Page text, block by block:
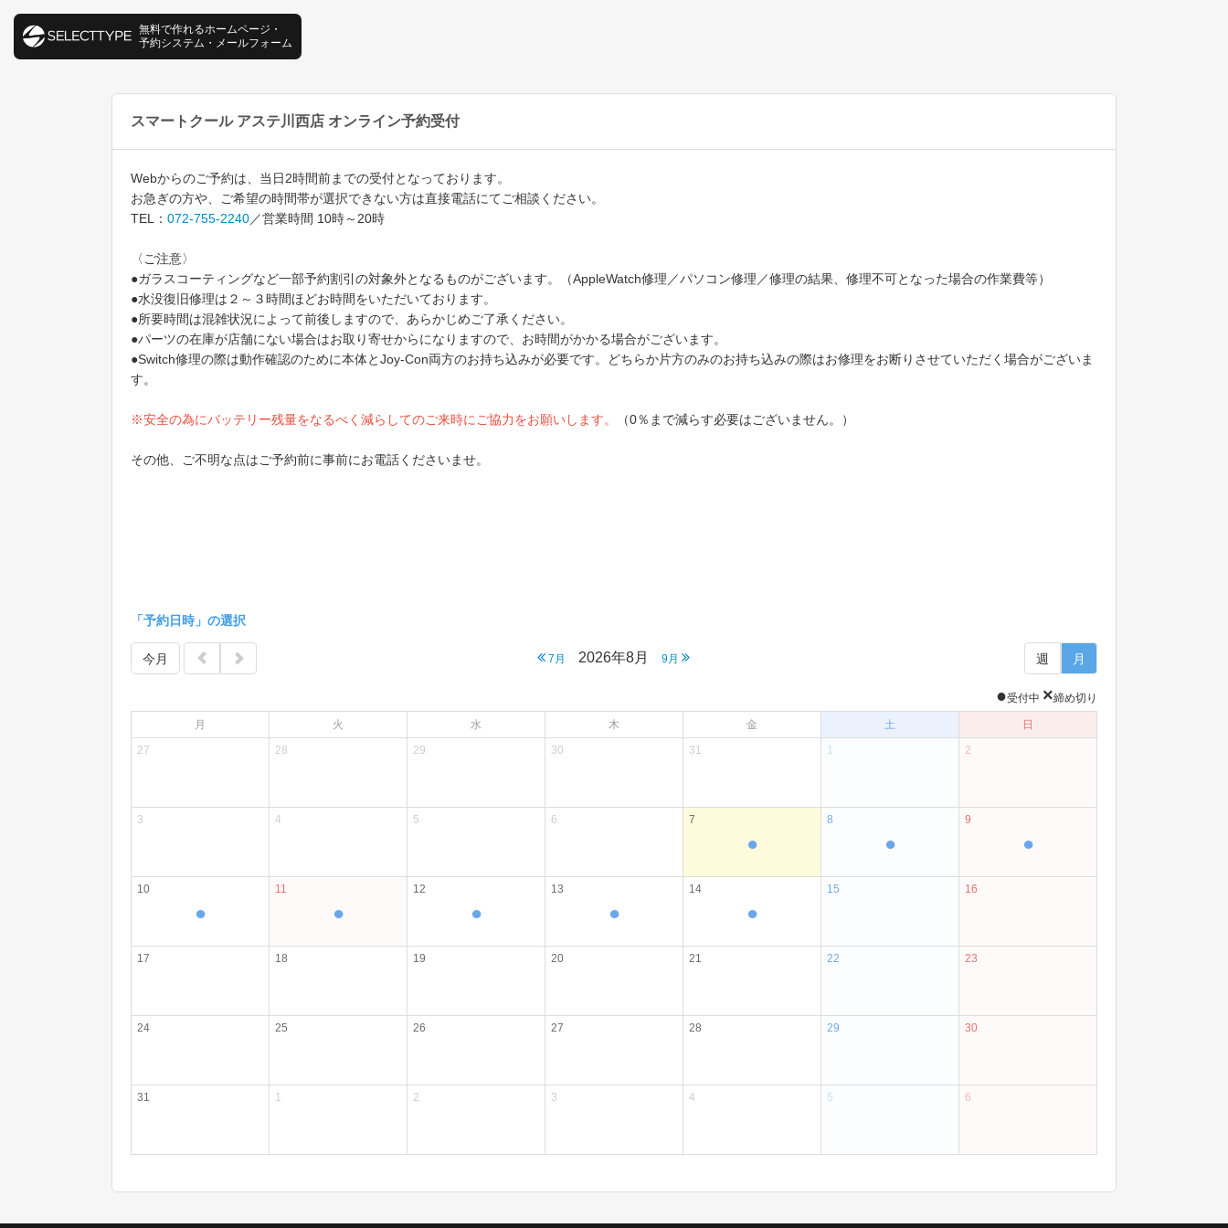
スマートクール アステ川西店 オンライン予約受付
Webからのご予約は、当日2時間前までの受付となっております。
お急ぎの方や、ご希望の時間帯が選択できない方は直接電話にてご相談ください。
TEL： 072-755-2240／営業時間 10時～20時
〈ご注意〉
●ガラスコーティングなど一部予約割引の対象外となるものがございます。（AppleWatch修理／パソコン修理／修理の結果、修理不可となった場合の作業費等）
●水没復旧修理は２～３時間ほどお時間をいただいております。
●所要時間は混雑状況によって前後しますので、あらかじめご了承ください。
●パーツの在庫が店舗にない場合はお取り寄せからになりますので、お時間がかかる場合がございます。
●Switch修理の際は動作確認のために本体とJoy-Con両方のお持ち込みが必要です。どちらか片方のみのお持ち込みの際はお修理をお断りさせていただく場合がございま
す。
※安全の為にバッテリー残量をなるべく減らしてのご来時にご協力をお願いします。 （0％まで減らす必要はございません。）
その他、ご不明な点はご予約前に事前にお電話くださいませ。
「予約日時」の選択
今月 7月 2026年8月 9月 週 月
●受付中 ×締め切り
月 火 水 木 金 土
日
27
28 29 30 31 1 2
3 4 5 6 7
●
8
●
9
●
10
●
11
●
12
●
13
●
14
●
15 16
17 18 19 20 21 22 23
24 25 26 27 28 29 30
31 1 2 3 4 5 6
無料で作れるホームページ・
予約システム・メールフォーム